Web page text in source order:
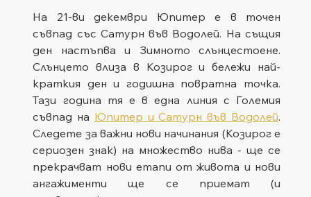
На 21-ви декември Юпитер е в точен
съвпад със Сатурн във Водолей. На същия
ден настъпва и Зимното слънцестоене.
Слънцето влиза в Козирог и бележи най-
краткия ден и годишна повратна точка.
Тази година тя е в една линия с Големия
съвпад на Юпитер и Сатурн във Водолей.
Следете за важни нови начинания (Козирог е
сериозен знак) на множество нива - ще се
прекрачват нови етапи от живота и нови
ангажименти ще се приемат (и